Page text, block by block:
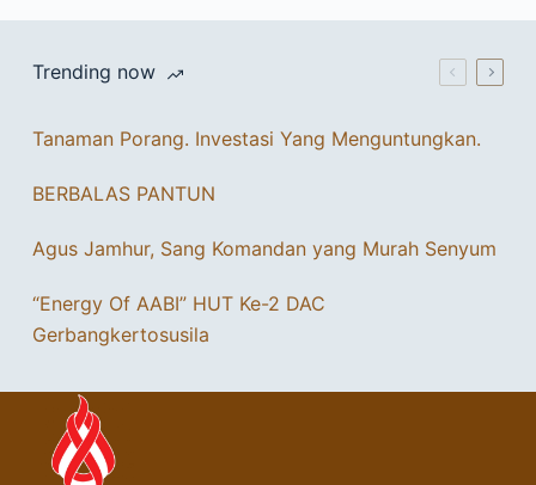
Trending now
Tanaman Porang. Investasi Yang Menguntungkan.
BERBALAS PANTUN
Agus Jamhur, Sang Komandan yang Murah Senyum
“Energy Of AABI” HUT Ke-2 DAC
Gerbangkertosusila